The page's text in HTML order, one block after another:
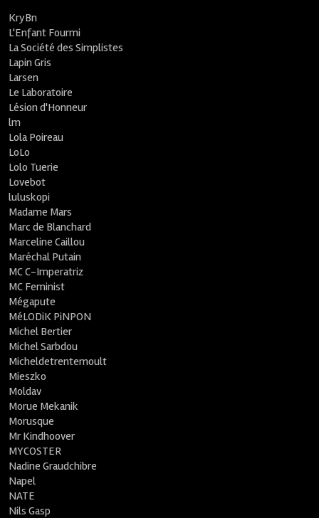
KryBn
L'Enfant Fourmi
La Société des Simplistes
Lapin Gris
Larsen
Le Laboratoire
Lésion d'Honneur
lm
Lola Poireau
LoLo
Lolo Tuerie
Lovebot
luluskopi
Madame Mars
Marc de Blanchard
Marceline Caillou
Maréchal Putain
MC C-Imperatriz
MC Feminist
Mégapute
MéLODiK PiNPON
Michel Bertier
Michel Sarbdou
Micheldetrentemoult
Mieszko
Moldav
Morue Mekanik
Morusque
Mr Kindhoover
MYCOSTER
Nadine Graudchibre
Napel
NATE
Nils Gasp